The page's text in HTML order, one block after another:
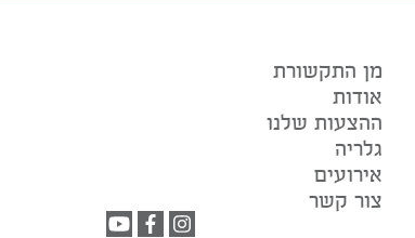
מן התקשורת
אודות
ההצעות שלנו
גלריה
אירועים
צור קשר